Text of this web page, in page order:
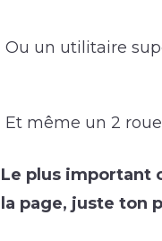
Ou un utilitaire
Et même un 2
Le plus important
la page, juste ton